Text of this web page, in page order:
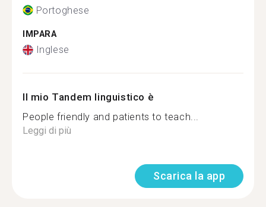
Portoghese
IMPARA
Inglese
Il mio Tandem linguistico è
People friendly and patients to teach...
Leggi di più
Scarica la app